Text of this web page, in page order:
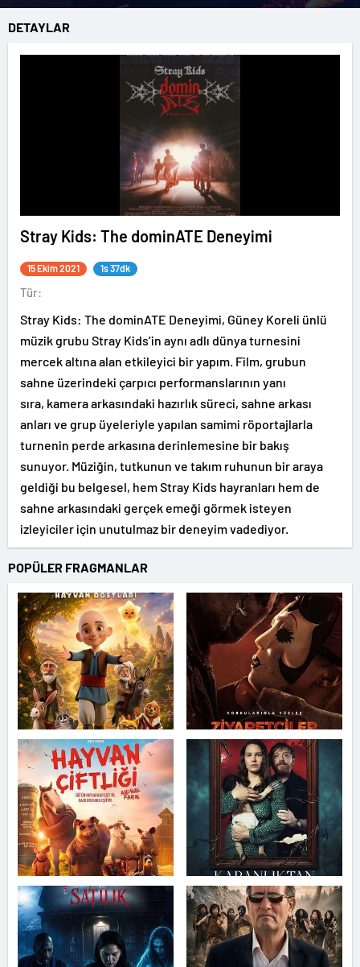
DETAYLAR
Stray Kids: The dominATE Deneyimi
15 Ekim 2021 1s 37dk
Tür:
Stray Kids: The dominATE Deneyimi, Güney Koreli ünlü
müzik grubu Stray Kids’in aynı adlı dünya turnesini
mercek altına alan etkileyici bir yapım. Film, grubun
sahne üzerindeki çarpıcı performanslarının yanı
sıra, kamera arkasındaki hazırlık süreci, sahne arkası
anları ve grup üyeleriyle yapılan samimi röportajlarla
turnenin perde arkasına derinlemesine bir bakış
sunuyor. Müziğin, tutkunun ve takım ruhunun bir araya
geldiği bu belgesel, hem Stray Kids hayranları hem de
sahne arkasındaki gerçek emeği görmek isteyen
izleyiciler için unutulmaz bir deneyim vadediyor.
POPÜLER FRAGMANLAR